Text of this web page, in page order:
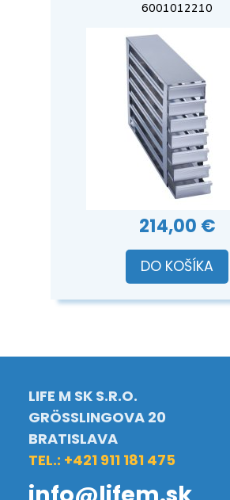
6001012210
214,00 €
DO KOŠÍKA
LIFE M SK S.R.O.
GRÖSSLINGOVA 20
BRATISLAVA
TEL.: +421 911 181 475